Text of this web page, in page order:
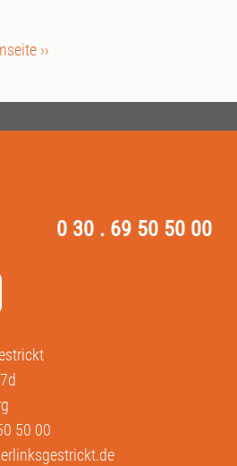
››
0 30 . 69 50 50 00
50 00